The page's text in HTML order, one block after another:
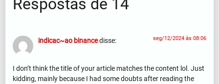
Respostas de 14
indicac~ao binancedisse: seg/12/2024 às 08:06
I don’t think the title of your article matches the content lol. Just
kidding, mainly because I had some doubts after reading the